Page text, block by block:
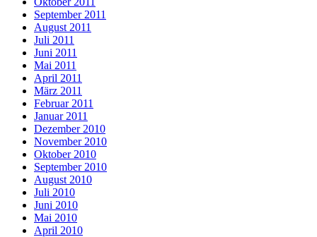
September 2011
August 2011
Juli 2011
Juni 2011
Mai 2011
April 2011
März 2011
Februar 2011
Januar 2011
Dezember 2010
November 2010
Oktober 2010
September 2010
August 2010
Juli 2010
Juni 2010
Mai 2010
April 2010